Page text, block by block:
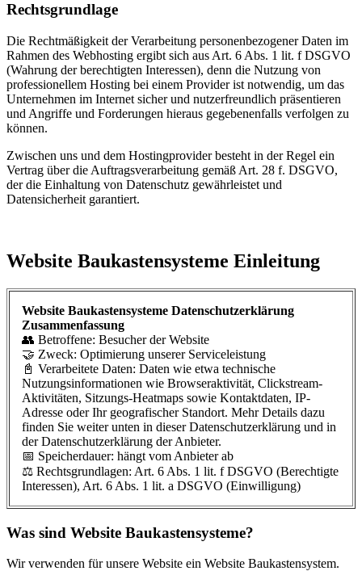
Rechtsgrundlage
Die Rechtmäßigkeit der Verarbeitung personenbezogener Daten im
Rahmen des Webhosting ergibt sich aus Art. 6 Abs. 1 lit. f DSGVO
(Wahrung der berechtigten Interessen), denn die Nutzung von
professionellem Hosting bei einem Provider ist notwendig, um das
Unternehmen im Internet sicher und nutzerfreundlich präsentieren
und Angriffe und Forderungen hieraus gegebenenfalls verfolgen zu
können.
Zwischen uns und dem Hostingprovider besteht in der Regel ein
Vertrag über die Auftragsverarbeitung gemäß Art. 28 f. DSGVO,
der die Einhaltung von Datenschutz gewährleistet und
Datensicherheit garantiert.
Website Baukastensysteme Einleitung
Website Baukastensysteme Datenschutzerklärung
Zusammenfassung
👥 Betroffene: Besucher der Website
🤝 Zweck: Optimierung unserer Serviceleistung
📓 Verarbeitete Daten: Daten wie etwa technische
Nutzungsinformationen wie Browseraktivität, Clickstream-
Aktivitäten, Sitzungs-Heatmaps sowie Kontaktdaten, IP-
Adresse oder Ihr geografischer Standort. Mehr Details dazu
finden Sie weiter unten in dieser Datenschutzerklärung und in
der Datenschutzerklärung der Anbieter.
📅 Speicherdauer: hängt vom Anbieter ab
⚖️ Rechtsgrundlagen: Art. 6 Abs. 1 lit. f DSGVO (Berechtigte
Interessen), Art. 6 Abs. 1 lit. a DSGVO (Einwilligung)
Was sind Website Baukastensysteme?
Wir verwenden für unsere Website ein Website Baukastensystem.